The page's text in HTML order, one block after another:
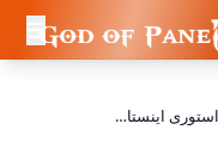
بهترین پنل SMM برای نظرسنجی‌های استوری اینستاگرام و تعامل فوری